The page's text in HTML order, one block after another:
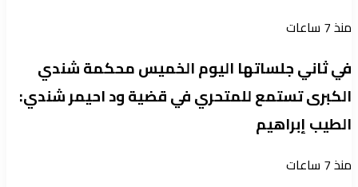
منذ 7 ساعات
في ثاني جلساتها اليوم الخميس محكمة شندي
الكبرى تستمع للمتحري في قضية ود احيمر شندي:
الطيب إبراهيم
منذ 7 ساعات